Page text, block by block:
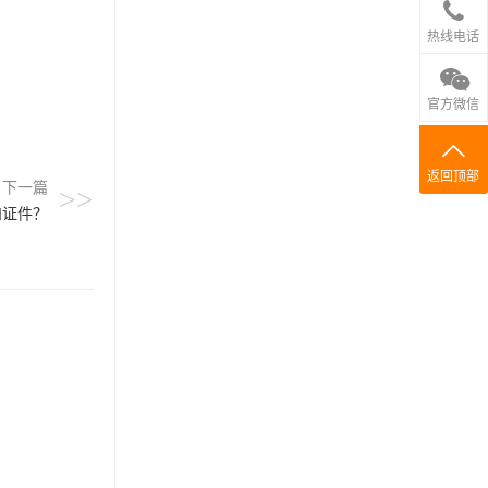
下一篇
件？
>>
热线电话
官方微信
返回顶部